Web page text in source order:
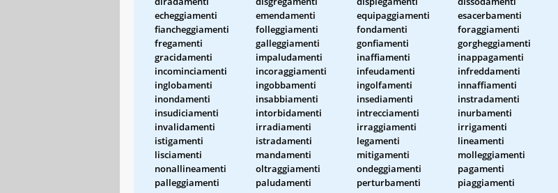
echeggiamenti
emendamenti equipaggiamenti
esacerbamenti
fiancheggiamenti
folleggiamenti fondamenti
foraggiamenti
fregamenti
galleggiamenti gonfiamenti
gorgheggiamenti
gracidamenti
impaludamenti inaffiamenti
inappagamenti
incominciamenti
incoraggiamenti infeudamenti
infreddamenti
inglobamenti
ingobbamenti ingolfamenti
innaffiamenti
inondamenti
insabbiamenti insediamenti
instradamenti
insudiciamenti
intorbidamenti intrecciamenti
inurbamenti
invalidamenti
irradiamenti irraggiamenti
irrigamenti
istigamenti
istradamenti legamenti
lineamenti
lisciamenti
mandamenti mitigamenti
molleggiamenti
nonallineamenti
oltraggiamenti ondeggiamenti
pagamenti
palleggiamenti
paludamenti perturbamenti
piaggiamenti